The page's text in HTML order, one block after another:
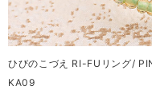
ひびのこづえ RI-FUリング/
KA09